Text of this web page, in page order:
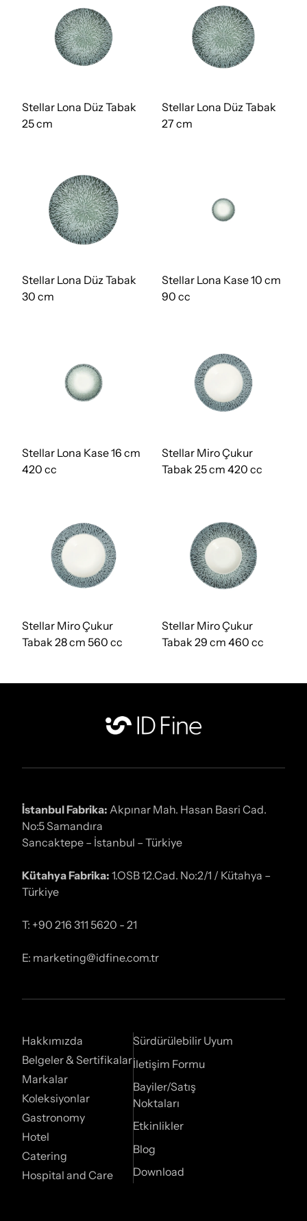
Stellar Lona Düz Tabak
25 cm
Stellar Lona Düz Tabak
27 cm
Stellar Lona Düz Tabak
30 cm
Stellar Lona Kase 10 cm
90 cc
Stellar Lona Kase 16 cm
420 cc
Stellar Miro Çukur
Tabak 25 cm 420 cc
Stellar Miro Çukur
Tabak 28 cm 560 cc
Stellar Miro Çukur
Tabak 29 cm 460 cc
İstanbul Fabrika: Akpınar Mah. Hasan Basri Cad.
No:5 Samandıra
Sancaktepe – İstanbul – Türkiye
Kütahya Fabrika: 1.OSB 12.Cad. No:2/1 / Kütahya –
Türkiye
T: +90 216 311 5620 - 21
E: marketing@idfine.com.tr
Hakkımızda
Belgeler & Sertifikalar
Markalar
Koleksiyonlar
Gastronomy
Hotel
Catering
Hospital and Care
Sürdürülebilir Uyum
İletişim Formu
Bayiler/Satış
Noktaları
Etkinlikler
Blog
Download